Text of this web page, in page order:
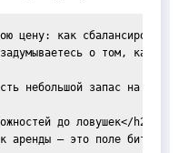
цену: как сбалансировать
о том, как
небольшой запас на
до ловушек</h2>
аренды – это поле битвы.